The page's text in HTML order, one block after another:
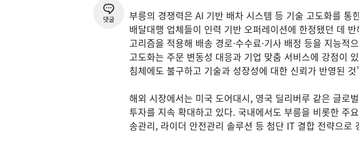
댓글
부릉의 경쟁력은 AI 기반 배차 시스템 등 기술 고도화를 통
배달대행 업체들이 인력 기반 오퍼레이션에 한정됐던 데
고리즘을 적용해 배송 경로·수수료·기사 배정 등을 지능적
고도화는 주문 변동성 대응과 기업 맞춤 서비스에 강점이
침체에도 불구하고 기술과 성장성에 대한 신뢰가 반영된
해외 시장에서는 미국 도어대시, 영국 딜리버루 같은 글로
투자를 지속 확대하고 있다. 국내에서도 부릉을 비롯한 주
송관리, 라이더 안전관리 솔루션 등 첨단 IT 결합 전략으로